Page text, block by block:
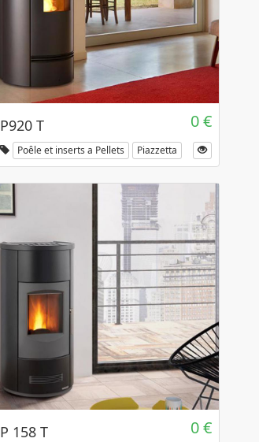
P920 T 0 €
Poêle et inserts a Pellets Piazzetta
P 158 T 0 €